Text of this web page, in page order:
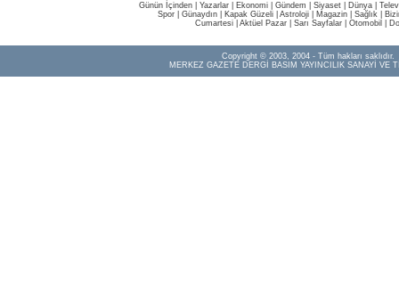
Günün İçinden Yazarlar Ekonomi Gündem Siyaset Dünya |
Spor
Günaydın Kapak Güzeli Astroloji Magazin Sağlık
Cumartesi| Aktüel Pazar| Sarı Sayfalar| Otomobil
Copyright © 2003, 2004 - Tüm hakları saklıdır.
MERKEZ GAZETE DERGİ BASIM YAYINCILIK SANAYİ VE